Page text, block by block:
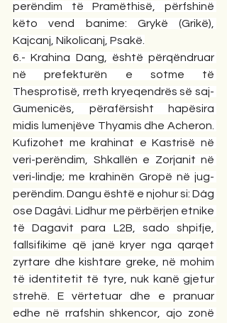
perëndim të Pramëthisë, përfshinë
këto vend banime: Grykë (Grikë),
Kajcanj, Nikolicanj, Psakë.
6.- Krahina Dang, është përqëndruar
në prefekturën e sotme të
Thesprotisë, rreth kryeqendrës së saj-
Gumenicës, përafërsisht hapësira
midis lumenjëve Thyamis dhe Acheron.
Kufizohet me krahinat e Kastrisë në
veri-perëndim, Shkallën e Zorjanit në
veri-lindje; me krahinën Gropë në jug-
perëndim. Dangu është e njohur si: Dág
ose Dagȧvi. Lidhur me përbërjen etnike
të Dagavit para L2B, sado shpifje,
fallsifikime që janë kryer nga qarqet
zyrtare dhe kishtare greke, në mohim
të identitetit të tyre, nuk kanë gjetur
strehë. E vërtetuar dhe e pranuar
edhe në rrafshin shkencor, ajo zonë